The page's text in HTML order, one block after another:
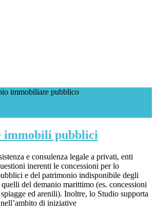
immobiliare pubblico
immobili pubblici
e consulenza legale a privati, enti
inerenti le concessioni per lo
e del patrimonio indisponibile degli
del demanio marittimo (es. concessioni
ed arenili). Inoltre, lo Studio supporta
di iniziative